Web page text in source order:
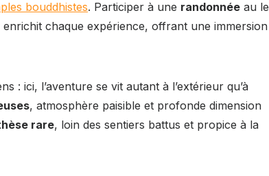
bouddhistes. Participer à une randonnée au
chaque expérience, offrant une immersion
: ici, l’aventure se vit autant à l’extérieur qu’à
, atmosphère paisible et profonde dimension
rare, loin des sentiers battus et propice à la